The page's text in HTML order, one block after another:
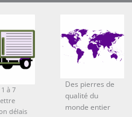
à 7
délais
Des pierres de
qualité du
monde entier